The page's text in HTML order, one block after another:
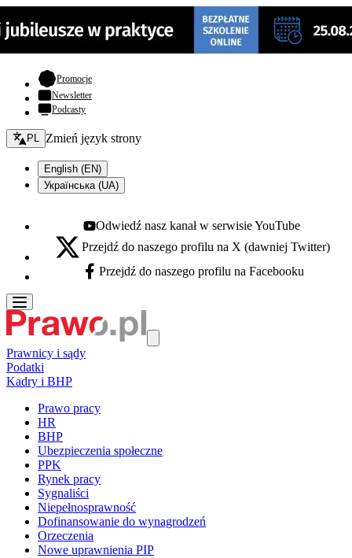
Promocje- otwiera się w nowej karcie
Newsletter
Podcasty
Zmień język - bieżący:
PL Zmień język strony
English (EN)
Українська (UA)
Youtube - otwiera się w nowej karcie
Odwiedź nasz kanał w serwisie YouTube
X - otwiera się w nowej karcie
Przejdź do naszego profilu na X (dawniej Twitter)
Facebook - otwiera się w nowej karcie
Przejdź do naszego profilu na Facebooku
Prawnicy i sądy
Podatki
Kadry i BHP
Prawo pracy
HR
BHP
Ubezpieczenia społeczne
PPK
Rynek pracy
Sygnaliści
Niepełnosprawność
Dofinansowanie do wynagrodzeń
Orzeczenia
Nowe uprawnienia PIP